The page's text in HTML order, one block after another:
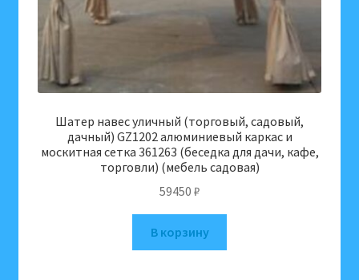
Шатер навес уличный (торговый, садовый,
дачный) GZ1202 алюминиевый каркас и
москитная сетка 361263 (беседка для дачи, кафе,
торговли) (мебель садовая)
59450 ₽
В корзину